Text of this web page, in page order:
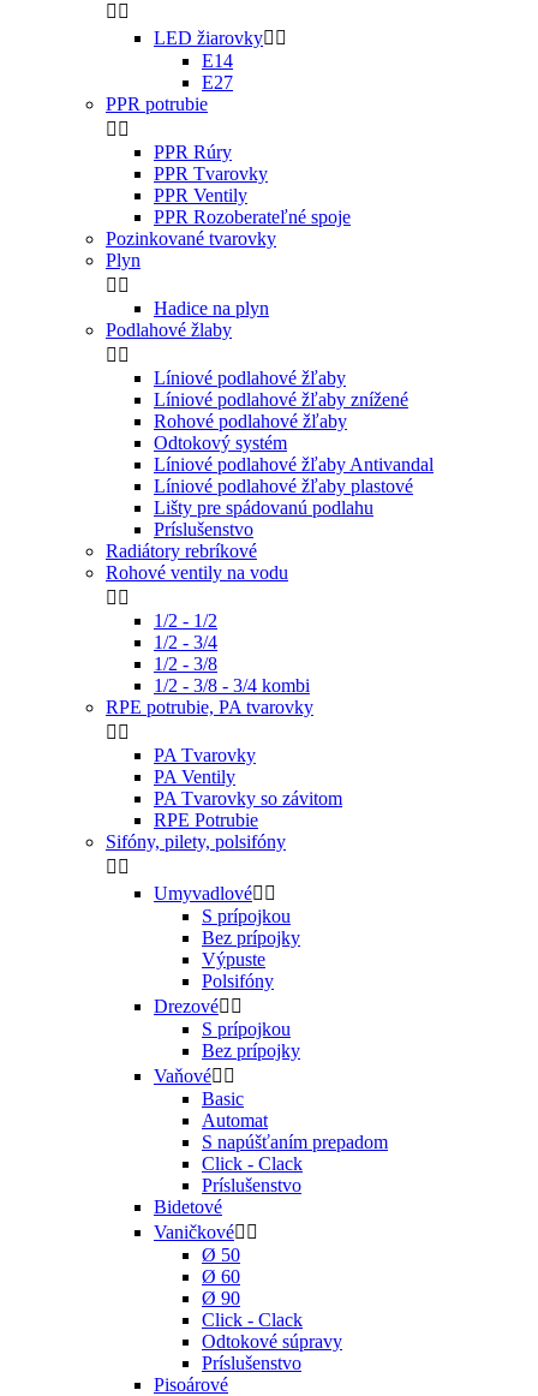
 
LED žiarovky 
E14
E27
PPR potrubie
 
PPR Rúry
PPR Tvarovky
PPR Ventily
PPR Rozoberateľné spoje
Pozinkované tvarovky
Plyn
 
Hadice na plyn
Podlahové žlaby
 
Líniové podlahové žľaby
Líniové podlahové žľaby znížené
Rohové podlahové žľaby
Odtokový systém
Líniové podlahové žľaby Antivandal
Líniové podlahové žľaby plastové
Lišty pre spádovanú podlahu
Príslušenstvo
Radiátory rebríkové
Rohové ventily na vodu
 
1/2 - 1/2
1/2 - 3/4
1/2 - 3/8
1/2 - 3/8 - 3/4 kombi
RPE potrubie, PA tvarovky
 
PA Tvarovky
PA Ventily
PA Tvarovky so závitom
RPE Potrubie
Sifóny, pilety, polsifóny
 
Umyvadlové 
S prípojkou
Bez prípojky
Výpuste
Polsifóny
Drezové 
S prípojkou
Bez prípojky
Vaňové 
Basic
Automat
S napúšťaním prepadom
Click - Clack
Príslušenstvo
Bidetové
Vaničkové 
Ø 50
Ø 60
Ø 90
Click - Clack
Odtokové súpravy
Príslušenstvo
Pisoárové